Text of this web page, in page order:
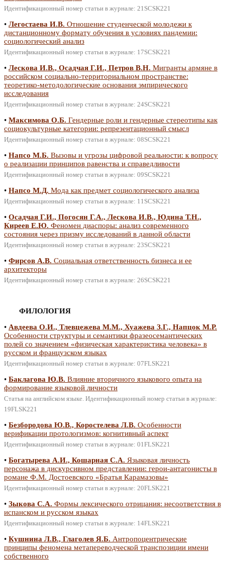
Идентификационный номер статьи в журнале: 21SCSK221
• Легостаева И.В. Отношение студенческой молодежи к
дистанционному формату обучения в условиях пандемии:
социологический анализ
Идентификационный номер статьи в журнале: 17SCSK221
• Лескова И.В., Осадчая Г.И., Петров В.Н. Мигранты армяне в
российском социально-территориальном пространстве:
теоретико-методологические основания эмпирического
исследования
Идентификационный номер статьи в журнале: 24SCSK221
• Максимова О.Б. Гендерные роли и гендерные стереотипы как
социокультурные категории: репрезентационный смысл
Идентификационный номер статьи в журнале: 08SCSK221
• Напсо М.Б. Вызовы и угрозы цифровой реальности: к вопросу
о реализации принципов равенства и справедливости
Идентификационный номер статьи в журнале: 09SCSK221
• Напсо М.Д. Мода как предмет социологического анализа
Идентификационный номер статьи в журнале: 11SCSK221
• Осадчая Г.И., Погосян Г.А., Лескова И.В., Юдина Т.Н.,
Киреев Е.Ю. Феномен диаспоры: анализ современного
состояния через призму исследований в данной области
Идентификационный номер статьи в журнале: 23SCSK221
• Фирсов А.В. Социальная ответственность бизнеса и ее
архитекторы
Идентификационный номер статьи в журнале: 26SCSK221
ФИЛОЛОГИЯ
• Авдеева О.И., Тлевцежева М.М., Хуажева З.Г., Напцок М.Р.
Особенности структуры и семантики фразеосемантических
полей со значением «физическая характеристика человека» в
русском и французском языках
Идентификационный номер статьи в журнале: 07FLSK221
• Баклагова Ю.В. Влияние вторичного языкового опыта на
формирование языковой личности
Статья на английском языке. Идентификационный номер статьи в журнале:
19FLSK221
• Безбородова Ю.В., Коростелева Л.В. Особенности
верификации протологизмов: когнитивный аспект
Идентификационный номер статьи в журнале: 01FLSK221
• Богатырева А.И., Кошарная С.А. Языковая личность
персонажа в дискурсивном представлении: герои-антагонисты в
романе Ф.М. Достоевского «Братья Карамазовы»
Идентификационный номер статьи в журнале: 20FLSK221
• Зыкова С.А. Формы лексического отрицания: несоответствия в
испанском и русском языках
Идентификационный номер статьи в журнале: 14FLSK221
• Кушнина Л.В., Глаголев Я.Б. Антропоцентрические
принципы феномена метапереводческой транспозиции имени
собственного